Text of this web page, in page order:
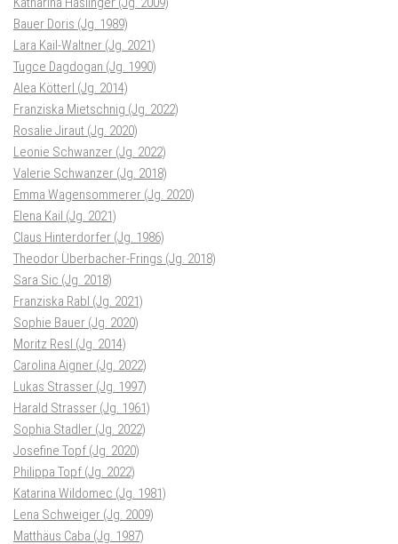
Bauer Doris (Jg. 1989)
Lara Kail-Waltner (Jg. 2021)
Tugce Dagdogan (Jg. 1990)
Alea Kötterl (Jg. 2014)
Franziska Mietschnig (Jg. 2022)
Rosalie Jiraut (Jg. 2020)
Leonie Schwanzer (Jg. 2022)
Valerie Schwanzer (Jg. 2018)
Emma Wagensommerer (Jg. 2020)
Elena Kail (Jg. 2021)
Claus Hinterdorfer (Jg. 1986)
Theodor Überbacher-Frings (Jg. 2018)
Sara Sic (Jg. 2018)
Franziska Rabl (Jg. 2021)
Sophie Bauer (Jg. 2020)
Moritz Resl (Jg. 2014)
Carolina Aigner (Jg. 2022)
Lukas Strasser (Jg. 1997)
Harald Strasser (Jg. 1961)
Sophia Stadler (Jg. 2022)
Josefine Topf (Jg. 2020)
Philippa Topf (Jg. 2022)
Katarina Wildomec (Jg. 1981)
Lena Schweiger (Jg. 2009)
Matthäus Caba (Jg. 1987)